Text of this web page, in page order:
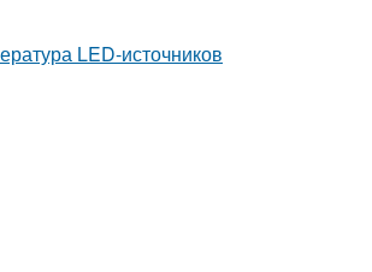
LED-источников